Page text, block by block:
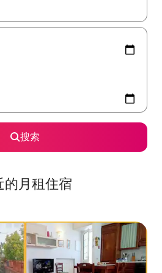
下方向键查看，或通过点击或滑动手势
搜索
的月租住宿